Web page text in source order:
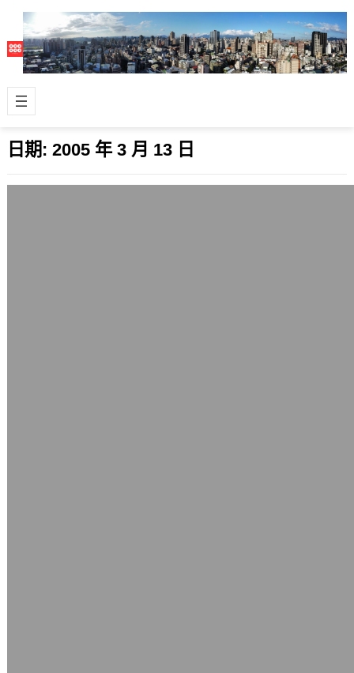
日期: 2005 年 3 月 13 日